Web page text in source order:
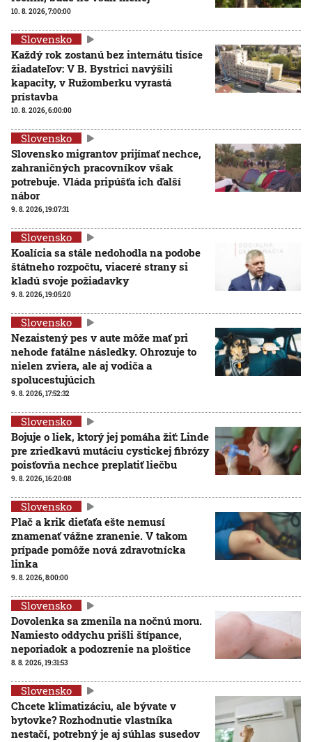
10. 8. 2026, 7:00:00
Slovensko
Každý rok zostanú bez internátu tisíce
žiadateľov: V B. Bystrici navýšili
kapacity, v Ružomberku vyrastá
prístavba
10. 8. 2026, 6:00:00
Slovensko
Slovensko migrantov prijímať nechce,
zahraničných pracovníkov však
potrebuje. Vláda pripúšťa ich ďalší
nábor
9. 8. 2026, 19:07:31
Slovensko
Koalícia sa stále nedohodla na podobe
štátneho rozpočtu, viaceré strany si
kladú svoje požiadavky
9. 8. 2026, 19:05:20
Slovensko
Nezaistený pes v aute môže mať pri
nehode fatálne následky. Ohrozuje to
nielen zviera, ale aj vodiča a
spolucestujúcich
9. 8. 2026, 17:52:32
Slovensko
Bojuje o liek, ktorý jej pomáha žiť: Linde
pre zriedkavú mutáciu cystickej fibrózy
poisťovňa nechce preplatiť liečbu
9. 8. 2026, 16:20:08
Slovensko
Plač a krik dieťaťa ešte nemusí
znamenať vážne zranenie. V takom
prípade pomôže nová zdravotnícka
linka
9. 8. 2026, 8:00:00
Slovensko
Dovolenka sa zmenila na nočnú moru.
Namiesto oddychu prišli štípance,
neporiadok a podozrenie na ploštice
8. 8. 2026, 19:31:53
Slovensko
Chcete klimatizáciu, ale bývate v
bytovke? Rozhodnutie vlastníka
nestačí, potrebný je aj súhlas susedov